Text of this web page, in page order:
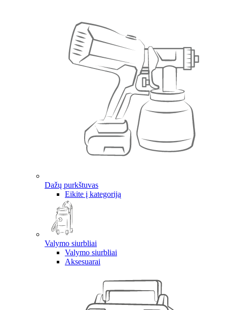
Dažų purkštuvas
Eikite į kategoriją
Valymo siurbliai
Valymo siurbliai
Aksesuarai